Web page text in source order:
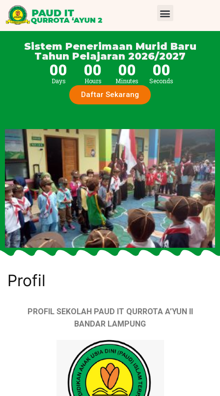
Sistem Penerimaan Murid Baru
Tahun Pelajaran 2026/2027
00
Days
00
Hours
00
Minutes
00
Seconds
Daftar Sekarang
Profil
PROFIL SEKOLAH PAUD IT QURROTA A’YUN II
BANDAR LAMPUNG